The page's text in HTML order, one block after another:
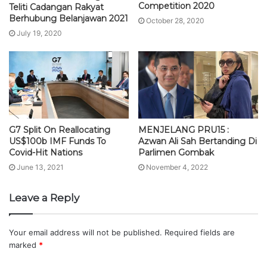
Teliti Cadangan Rakyat
Berhubung Belanjawan 2021
July 19, 2020
Competition 2020
October 28, 2020
G7 Split On Reallocating
US$100b IMF Funds To
Covid-Hit Nations
June 13, 2021
MENJELANG PRU15 :
Azwan Ali Sah Bertanding Di
Parlimen Gombak
November 4, 2022
Leave a Reply
Your email address will not be published. Required fields are
marked *